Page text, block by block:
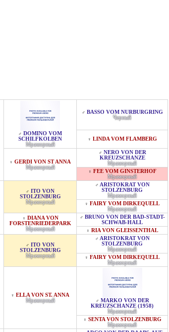
♂ DOMINO VOM
SCHILFKOLBEN
Мраморный
♂ BASSO VOM NURBURGRING
Черный
♀ LINDA VOM FLAMBERG
♀ GERDI VON ST ANNA
Мраморный
♂ NERO VON DER
KREUZSCHANZE
Мраморный
♀ FEE VOM GINSTERHOF
Мраморный
♂ ITO VON
STOLZENBURG
Мраморный
♂ ARISTOKRAT VON
STOLZENBURG
Мраморный
♀ FAIRY VOM DIRKEQUELL
Мраморный
♀ DIANA VON
FORSTENRIEDERPARK
Мраморный
♂ BRUNO VON DER BAD-STADT-
SCHWAB-HALL
♀ RIA VON GLEISSENTHAL
♂ ITO VON
STOLZENBURG
Мраморный
♂ ARISTOKRAT VON
STOLZENBURG
Мраморный
♀ FAIRY VOM DIRKEQUELL
Мраморный
♀ ELLA VON ST. ANNA
Мраморный
♂ MARKO VON DER
KREUZSCHANZE (1958)
Мраморный
♀ SENTA VON STOLZENBURG
Мраморный